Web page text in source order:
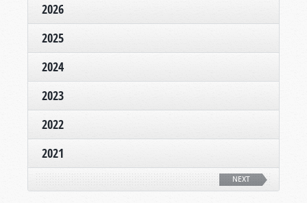
2026
2025
2024
2023
2022
2021
NEXT